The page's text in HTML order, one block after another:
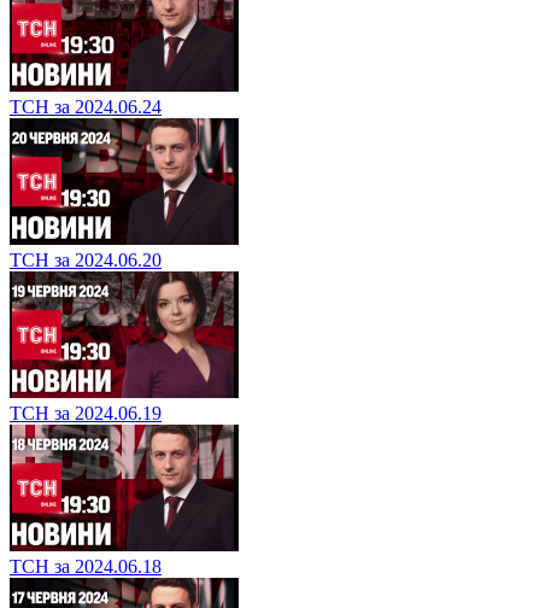
ТСН за 2024.06.24
ТСН за 2024.06.20
ТСН за 2024.06.19
ТСН за 2024.06.18